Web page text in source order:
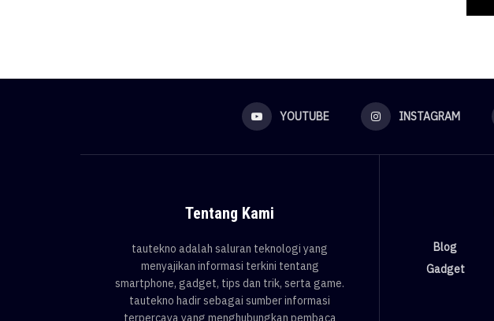
YOUTUBE INSTAGRAM
Tentang Kami
tautekno adalah saluran teknologi yang
menyajikan informasi terkini tentang
smartphone, gadget, tips dan trik, serta game.
tautekno hadir sebagai sumber informasi
terpercaya yang menghubungkan pembaca
Blog
Gadget